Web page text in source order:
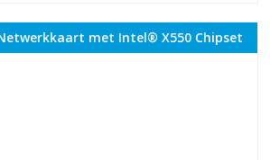
Netwerkkaart met Intel® X550 Chipset